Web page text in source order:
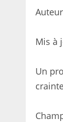
Auteur
Mis à
Un